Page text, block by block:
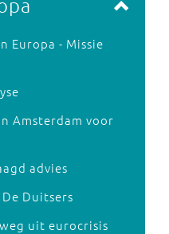
Europa - Missie
Amsterdam voor
advies
Duitsers
uit eurocrisis